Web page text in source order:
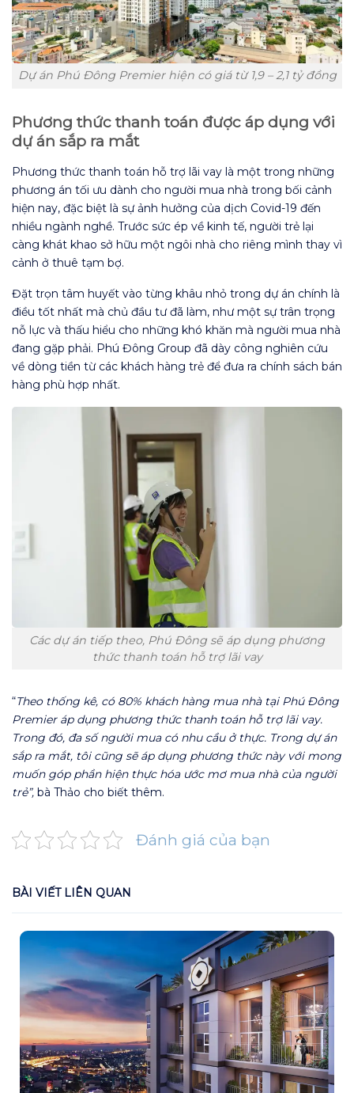
Dự án Phú Đông Premier hiện có giá từ 1,9 – 2,1 tỷ đồng
Phương thức thanh toán được áp dụng với
dự án sắp ra mắt
Phương thức thanh toán hỗ trợ lãi vay là một trong những
phương án tối ưu dành cho người mua nhà trong bối cảnh
hiện nay, đặc biệt là sự ảnh hưởng của dịch Covid-19 đến
nhiều ngành nghề. Trước sức ép về kinh tế, người trẻ lại
càng khát khao sở hữu một ngôi nhà cho riêng mình thay vì
cảnh ở thuê tạm bợ.
Đặt trọn tâm huyết vào từng khâu nhỏ trong dự án chính là
điều tốt nhất mà chủ đầu tư đã làm, như một sự trân trọng
nỗ lực và thấu hiểu cho những khó khăn mà người mua nhà
đang gặp phải. Phú Đông Group đã dày công nghiên cứu
về dòng tiền từ các khách hàng trẻ để đưa ra chính sách bán
hàng phù hợp nhất.
Các dự án tiếp theo, Phú Đông sẽ áp dụng phương
thức thanh toán hỗ trợ lãi vay
“Theo thống kê, có 80% khách hàng mua nhà tại Phú Đông
Premier áp dụng phương thức thanh toán hỗ trợ lãi vay.
Trong đó, đa số người mua có nhu cầu ở thực. Trong dự án
sắp ra mắt, tôi cũng sẽ áp dụng phương thức này với mong
muốn góp phần hiện thực hóa ước mơ mua nhà của người
trẻ”, bà Thảo cho biết thêm.
Đánh giá của bạn
BÀI VIẾT LIÊN QUAN